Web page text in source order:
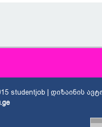
studentjob | დიზაინის